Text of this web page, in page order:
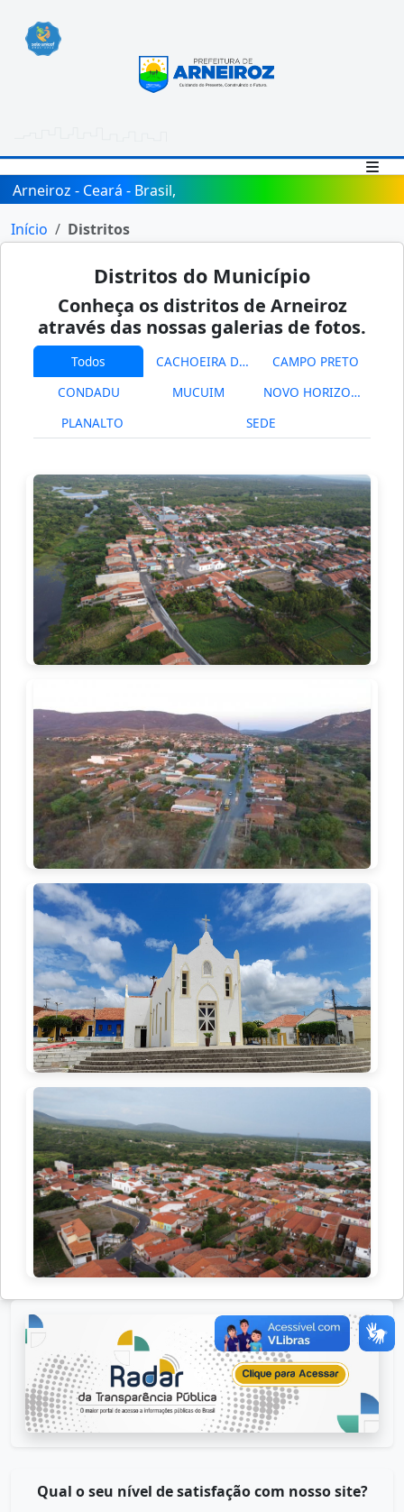
Arneiroz - Ceará - Brasil,
Início
Distritos
Distritos do Município
Conheça os distritos de Arneiroz
através das nossas galerias de fotos.
Todos CACHOEIRA DE FORACAMPO PRETO
CONDADU
MUCUIM
NOVO HORIZONTE
PLANALTO
SEDE
Qual o seu nível de satisfação com nosso site?